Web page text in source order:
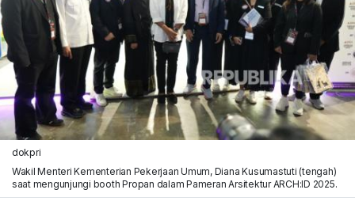
dokpri
Wakil Menteri Kementerian Pekerjaan Umum, Diana Kusumastuti (tengah)
saat mengunjungi booth Propan dalam Pameran Arsitektur ARCH:ID 2025.